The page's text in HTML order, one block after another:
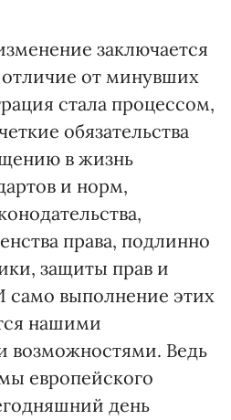
заключается
от минувших
стала процессом,
обязательства
в жизнь
и норм,
права, подлинно
защиты прав и
само выполнение этих
нашими
возможностями. Ведь
европейского
день